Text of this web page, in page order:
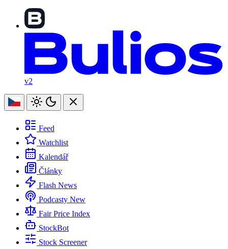
v2
Feed
Watchlist
Kalendář
Články
Flash News
Podcasty New
Fair Price Index
StockBot
Stock Screener